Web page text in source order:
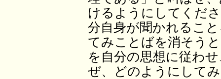
けるようにしてくだ
分自身が聞かれるこ
てみことばを消そう
を自分の思想に従わ
ぜ、どのようにして